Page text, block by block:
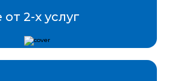
2-х услуг